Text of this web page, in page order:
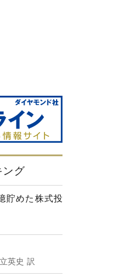
ング
貯めた株式投
英史 訳